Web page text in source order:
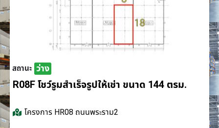
สถานะ ว่าง
R08F โชว์รูมสำเร็จรูปให้เช่า ขนาด 144 ตรม.
โครงการ HR08 ถนนพระราม2